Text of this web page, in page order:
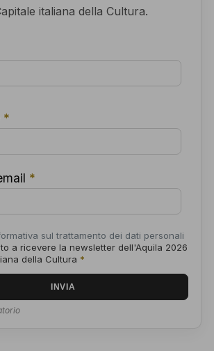
italiana della Cultura.
*
*
sul trattamento dei dati personali
a ricevere la newsletter dell'Aquila 2026
della Cultura *